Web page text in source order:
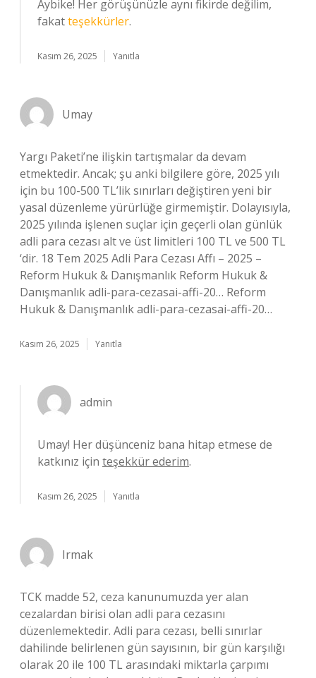
Aybike! Her görüşünüzle aynı fikirde değilim,
fakatteşekkürler.
Kasım 26, 2025 Yanıtla
Umay
Yargı Paketi’ne ilişkin tartışmalar da devam
etmektedir. Ancak; şu anki bilgilere göre, 2025 yılı
için bu 100-500 TL’lik sınırları değiştiren yeni bir
yasal düzenleme yürürlüğe girmemiştir. Dolayısıyla,
2025 yılında işlenen suçlar için geçerli olan günlük
adli para cezası alt ve üst limitleri 100 TL ve 500 TL
‘dir. 18 Tem 2025 Adli Para Cezası Affı – 2025 –
Reform Hukuk & Danışmanlık Reform Hukuk &
Danışmanlık adli-para-cezasai-affi-20… Reform
Hukuk & Danışmanlık adli-para-cezasai-affi-20…
Kasım 26, 2025 Yanıtla
admin
Umay! Her düşünceniz bana hitap etmese de
katkınız için teşekkür ederim.
Kasım 26, 2025 Yanıtla
Irmak
TCK madde 52, ceza kanunumuzda yer alan
cezalardan birisi olan adli para cezasını
düzenlemektedir. Adli para cezası, belli sınırlar
dahilinde belirlenen gün sayısının, bir gün karşılığı
olarak 20 ile 100 TL arasındaki miktarla çarpımı